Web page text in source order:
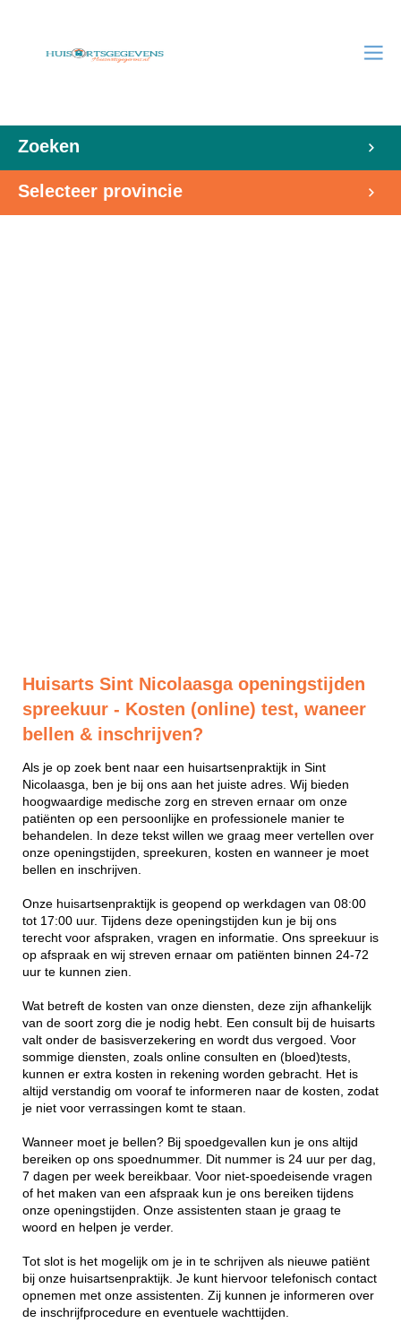
Zoeken
Selecteer provincie
Huisarts Sint Nicolaasga openingstijden
spreekuur - Kosten (online) test, waneer
bellen & inschrijven?
Als je op zoek bent naar een huisartsenpraktijk in Sint
Nicolaasga, ben je bij ons aan het juiste adres. Wij bieden
hoogwaardige medische zorg en streven ernaar om onze
patiënten op een persoonlijke en professionele manier te
behandelen. In deze tekst willen we graag meer vertellen over
onze openingstijden, spreekuren, kosten en wanneer je moet
bellen en inschrijven.
Onze huisartsenpraktijk is geopend op werkdagen van 08:00
tot 17:00 uur. Tijdens deze openingstijden kun je bij ons
terecht voor afspraken, vragen en informatie. Ons spreekuur is
op afspraak en wij streven ernaar om patiënten binnen 24-72
uur te kunnen zien.
Wat betreft de kosten van onze diensten, deze zijn afhankelijk
van de soort zorg die je nodig hebt. Een consult bij de huisarts
valt onder de basisverzekering en wordt dus vergoed. Voor
sommige diensten, zoals online consulten en (bloed)tests,
kunnen er extra kosten in rekening worden gebracht. Het is
altijd verstandig om vooraf te informeren naar de kosten, zodat
je niet voor verrassingen komt te staan.
Wanneer moet je bellen? Bij spoedgevallen kun je ons altijd
bereiken op ons spoednummer. Dit nummer is 24 uur per dag,
7 dagen per week bereikbaar. Voor niet-spoedeisende vragen
of het maken van een afspraak kun je ons bereiken tijdens
onze openingstijden. Onze assistenten staan je graag te
woord en helpen je verder.
Tot slot is het mogelijk om je in te schrijven als nieuwe patiënt
bij onze huisartsenpraktijk. Je kunt hiervoor telefonisch contact
opnemen met onze assistenten. Zij kunnen je informeren over
de inschrijfprocedure en eventuele wachttijden.